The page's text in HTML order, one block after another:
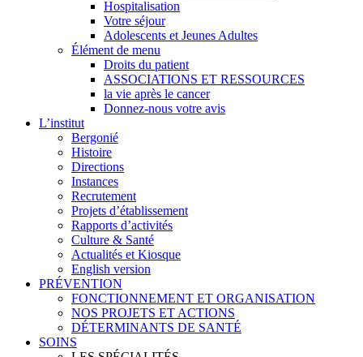
Hospitalisation
Votre séjour
Adolescents et Jeunes Adultes
Élément de menu
Droits du patient
ASSOCIATIONS ET RESSOURCES
la vie après le cancer
Donnez-nous votre avis
L’institut
Bergonié
Histoire
Directions
Instances
Recrutement
Projets d’établissement
Rapports d’activités
Culture & Santé
Actualités et Kiosque
English version
PRÉVENTION
FONCTIONNEMENT ET ORGANISATION
NOS PROJETS ET ACTIONS
DÉTERMINANTS DE SANTÉ
SOINS